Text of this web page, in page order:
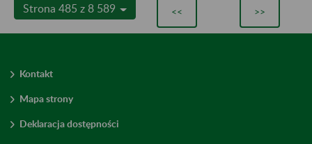
Strona 485 z 8 589 << >>
Kontakt
Mapa strony
Deklaracja dostępności